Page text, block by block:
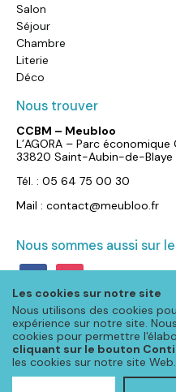
Les cookies sur notre site
Nous utilisons des cookies
expérience sur notre site.
cookies pour permettre
cliquant sur le bouton
les cookies sur notre site Web.
Salon
Séjour
Chambre
Literie
Déco
Nous trouver
CCBM – Meubloo
L’AGORA – Parc
33820 Saint-Aubin-de-Blaye
Tél. : 05 64 75 00 30
Mail : contact@meubloo.fr
Nous sommes aussi sur
facebookinstagram